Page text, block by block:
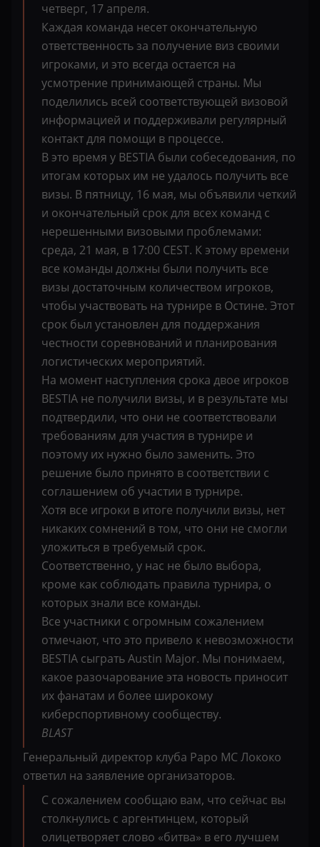
четверг, 17 апреля.
Каждая команда несет окончательную
ответственность за получение виз своими
игроками, и это всегда остается на
усмотрение принимающей страны. Мы
поделились всей соответствующей визовой
информацией и поддерживали регулярный
контакт для помощи в процессе.
В это время у BESTIA были собеседования, по
итогам которых им не удалось получить все
визы. В пятницу, 16 мая, мы объявили четкий
и окончательный срок для всех команд с
нерешенными визовыми проблемами:
среда, 21 мая, в 17:00 CEST. К этому времени
все команды должны были получить все
визы достаточным количеством игроков,
чтобы участвовать на турнире в Остине. Этот
срок был установлен для поддержания
честности соревнований и планирования
логистических мероприятий.
На момент наступления срока двое игроков
BESTIA не получили визы, и в результате мы
подтвердили, что они не соответствовали
требованиям для участия в турнире и
поэтому их нужно было заменить. Это
решение было принято в соответствии с
соглашением об участии в турнире.
Хотя все игроки в итоге получили визы, нет
никаких сомнений в том, что они не смогли
уложиться в требуемый срок.
Соответственно, у нас не было выбора,
кроме как соблюдать правила турнира, о
которых знали все команды.
Все участники с огромным сожалением
отмечают, что это привело к невозможности
BESTIA сыграть Austin Major. Мы понимаем,
какое разочарование эта новость приносит
их фанатам и более широкому
киберспортивному сообществу.
BLAST
Генеральный директор клуба Papo MC Лококо
ответил на заявление организаторов.
С сожалением сообщаю вам, что сейчас вы
столкнулись с аргентинцем, который
олицетворяет слово «битва» в его лучшем